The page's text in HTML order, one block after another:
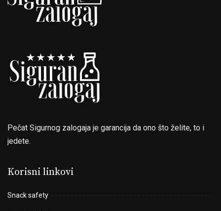
Pečat Sigurnog zalogaja je garancija da ono što želite, to i
jedete.
Korisni linkovi
Snack safety